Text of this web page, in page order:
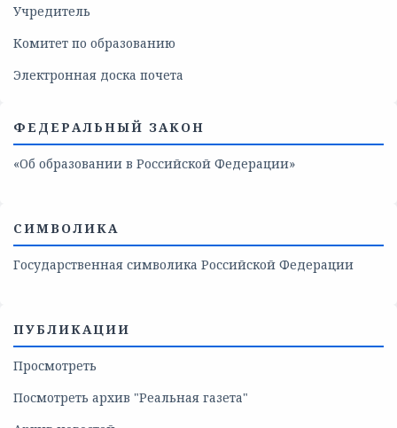
Учредитель
Комитет по образованию
Электронная доска почета
ФЕДЕРАЛЬНЫЙ ЗАКОН
«Об образовании в Российской Федерации»
СИМВОЛИКА
Государственная символика Российской Федерации
ПУБЛИКАЦИИ
Просмотреть
Посмотреть архив "Реальная газета"